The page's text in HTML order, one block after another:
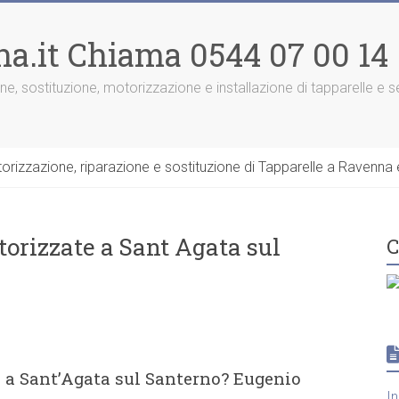
Chiama 0544 07 00 14
sostituzione, motorizzazione e installazione di tapparelle e
riparazione e sostituzione di Tapparelle a Ravenna
a Sant Agata sul
sul Santerno? Eugenio